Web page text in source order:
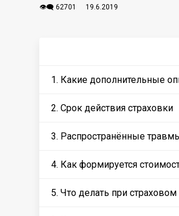
👁️‍🗨️ 62701 19.6.2019
1. Какие дополнительные
2. Срок действия страховки
3. Распространённые
4. Как формируется
5. Что делать при страховом